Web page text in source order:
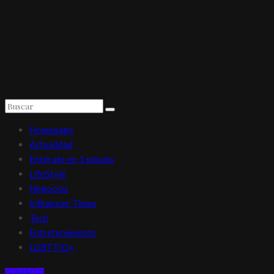
Homepage
Actualidad
Entérate en 1 minuto
LifeStyle
Negocios
Influencer Times
Tech
Entretenimiento
LGBTTIQ+
CONTACTO